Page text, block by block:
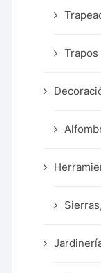
Trapos